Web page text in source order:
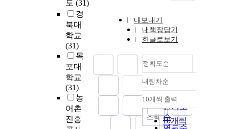
도 (31)
경
북대
학교
(31)
목
포대
학교
(31)
농
어촌
진흥
내보내기
내책장담기
한글로보기
정확도순
정확도
순
인기도
순
내림차순
내림차순
10개씩 출력
10개씩
조회